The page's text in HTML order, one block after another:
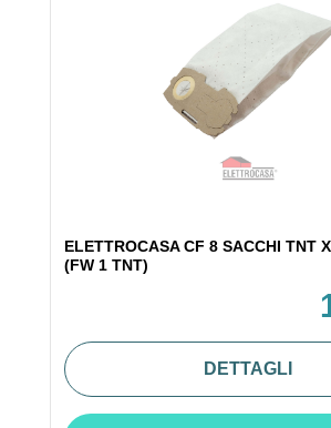
ELETTROCASA CF 8 SACCHI TNT
(FW 1 TNT)
DETTAGLI